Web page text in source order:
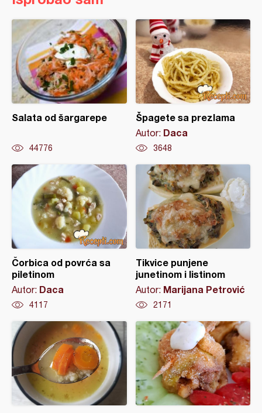
Salata od šargarepe
44776
Špagete sa prezlama
Autor: Daca
3648
Čorbica od povrća sa
piletinom
Autor: Daca
4117
Tikvice punjene
junetinom i listinom
Autor: Marijana Petrović
2171